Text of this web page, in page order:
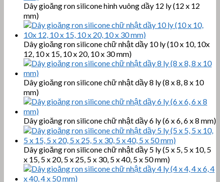
Dây gioăng ron silicone hình vuông dầy 12 ly (12 x 12
mm)
Dây gioăng ron silicone chữ nhật dầy 10 ly (10 x 10, 10x
12, 10 x 15, 10 x 20, 10 x 30 mm)
Dây gioăng ron silicone chữ nhật dầy 8 ly (8 x 8, 8 x 10
mm)
Dây gioăng ron silicone chữ nhật dầy 6 ly (6 x 6, 6 x 8 mm)
Dây gioăng ron silicone chữ nhật dầy 5 ly (5 x 5, 5 x 10, 5
x 15, 5 x 20, 5 x 25, 5 x 30, 5 x 40, 5 x 50 mm)